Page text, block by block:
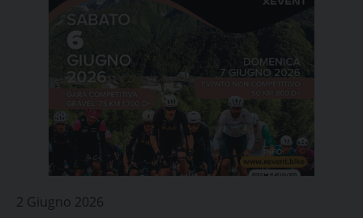
2 Giugno 2026